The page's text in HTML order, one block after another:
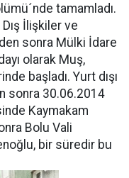
tamamladı.
Dış İlişkiler ve
sonra Mülki İdare
olarak Muş,
başladı. Yurt dışı
sonra 30.06.2014
Kaymakam
Bolu Vali
bir süredir bu